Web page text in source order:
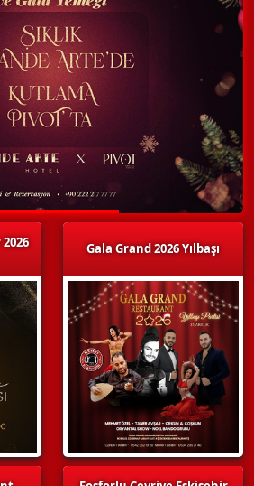
Gala Grand 2026 Yılbaşı